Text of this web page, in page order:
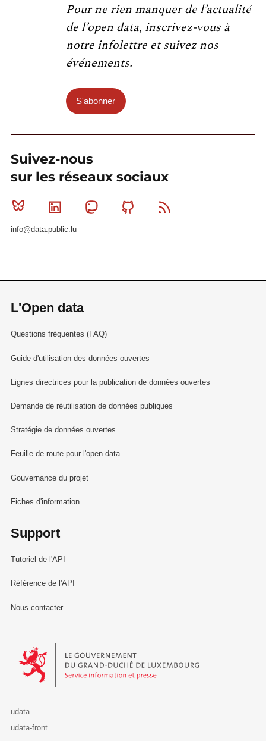
Pour ne rien manquer de l’actualité
de l’open data, inscrivez-vous à
notre infolettre et suivez nos
événements.
S'abonner
Suivez-nous
sur les réseaux sociaux
Bluesky Linkedin MastodonGithub
info@data.public.lu
L'Open data
Questions fréquentes (FAQ)
Guide d'utilisation des données ouvertes
Lignes directrices pour la publication de données ouvertes
Demande de réutilisation de données publiques
Stratégie de données ouvertes
Feuille de route pour l'open data
Gouvernance du projet
Fiches d'information
Support
Tutoriel de l'API
Référence de l'API
Nous contacter
Le Gouvernement du Grand-Duché de Luxembourg - Service
udata
udata-front